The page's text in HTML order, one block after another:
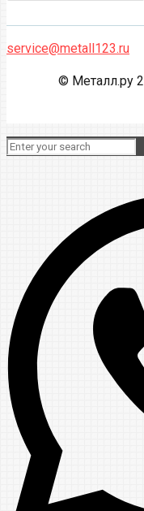
service@metall123.ru
© Металл.ру